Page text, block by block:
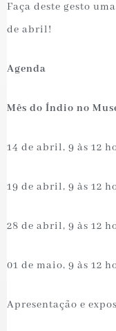
Faça deste gesto
de abril!
Agenda
Mês do Índio no
14 de abril, 9 às 12
19 de abril, 9 às 12
28 de abril, 9 às 12
01 de maio, 9 às 12
Apresentação e